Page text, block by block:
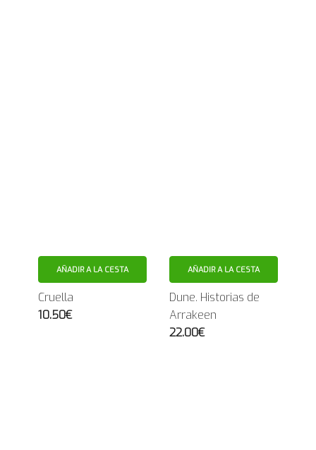
AÑADIR A LA CESTA
Cruella
10.50€
AÑADIR A LA CESTA
Dune. Historias de
Arrakeen
22.00€